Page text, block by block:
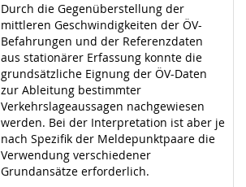
Durch die Gegenüberstellung der
mittleren Geschwindigkeiten der ÖV-
Befahrungen und der Referenzdaten
aus stationärer Erfassung konnte die
grundsätzliche Eignung der ÖV-Daten
zur Ableitung bestimmter
Verkehrslageaussagen nachgewiesen
werden. Bei der Interpretation ist aber je
nach Spezifik der Meldepunktpaare die
Verwendung verschiedener
Grundansätze erforderlich.